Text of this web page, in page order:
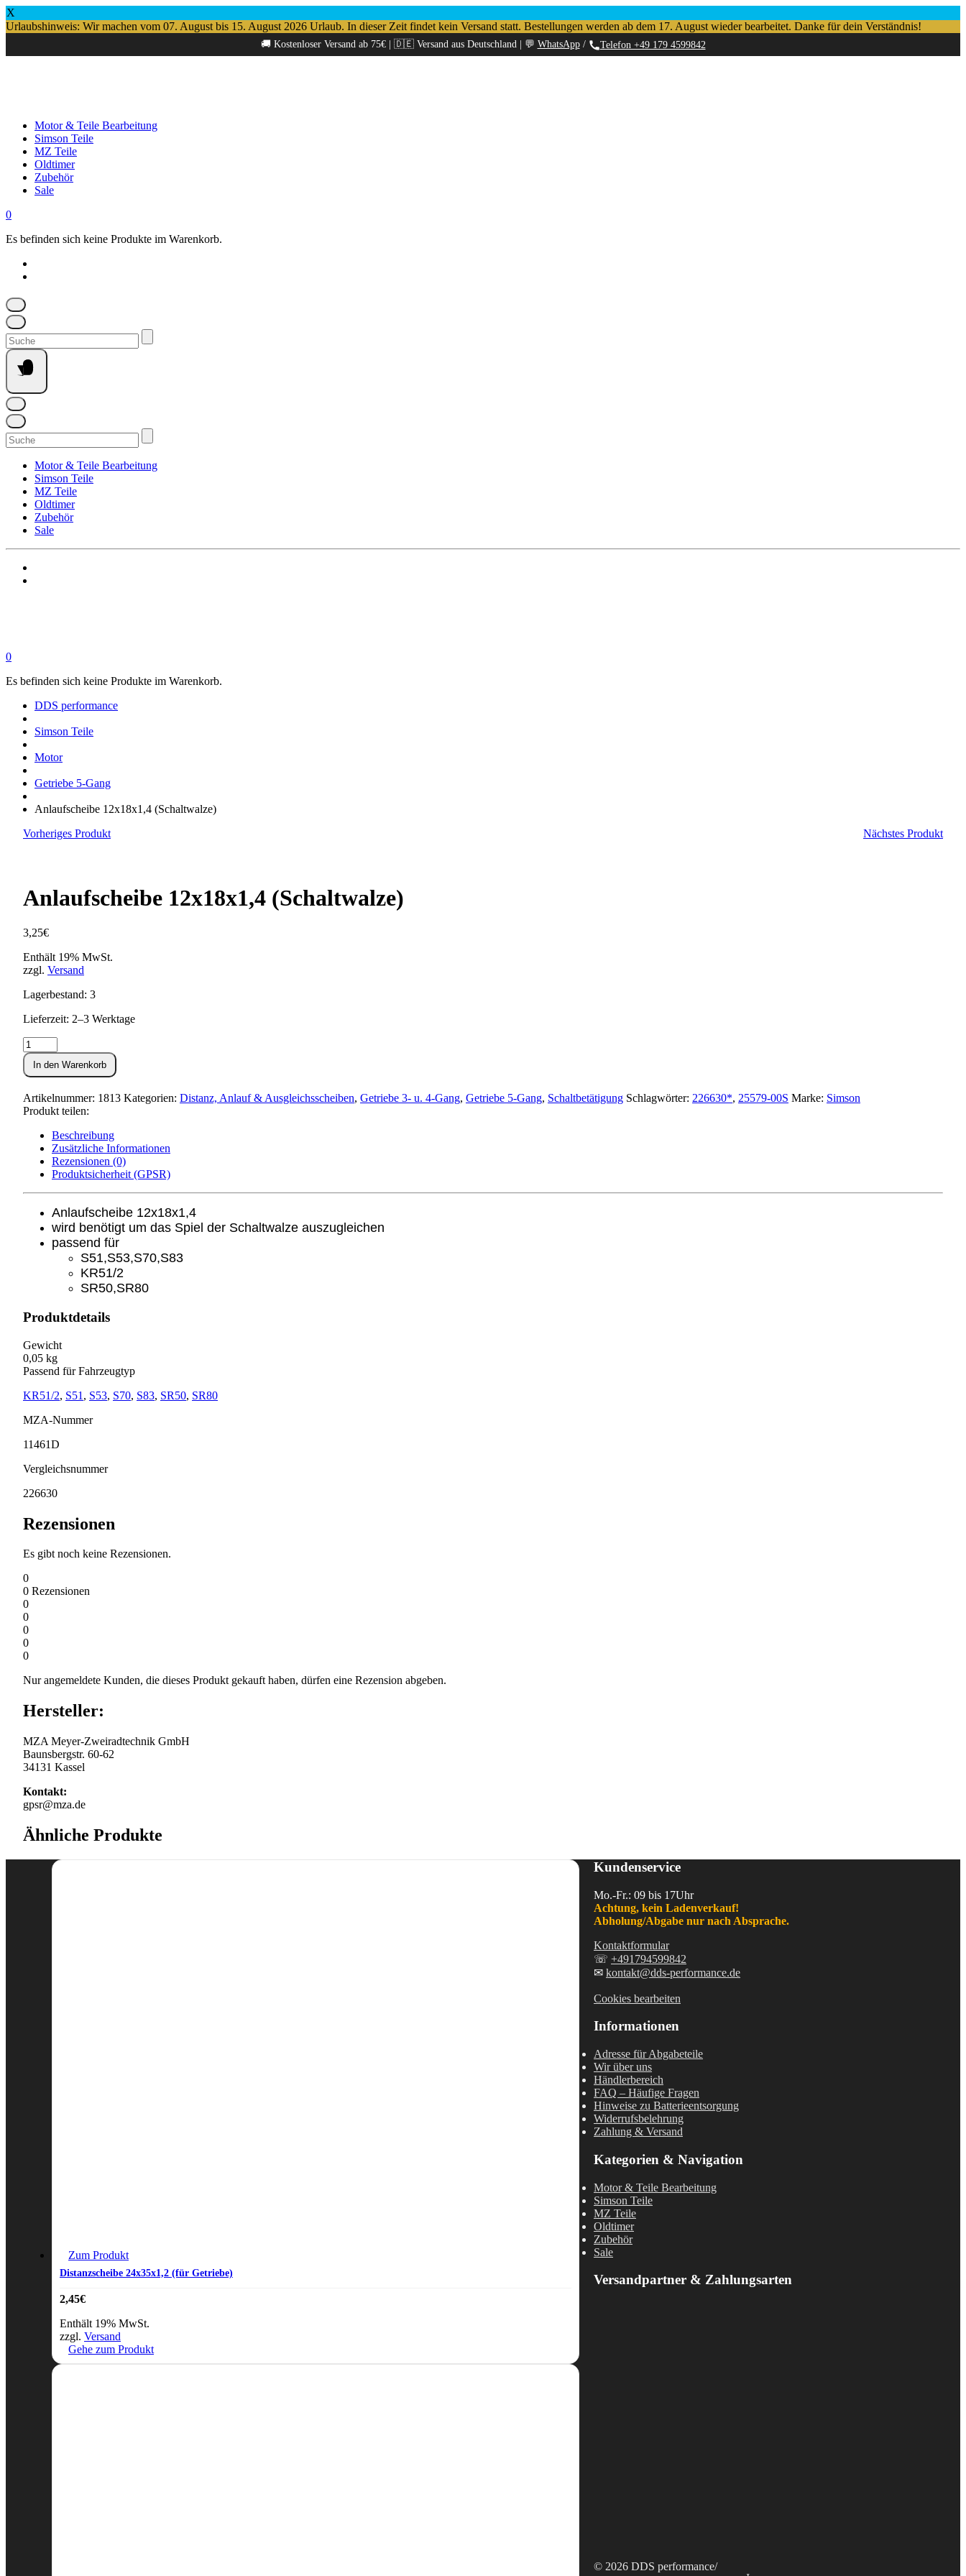
X
Urlaubshinweis: Wir machen vom 07. August bis 15. August 2026 Urlaub. In dieser Zeit findet kein Versand statt. Bestellungen werden ab dem 17. August wieder bearbeitet. Danke für dein Verständnis!
🚚 Kostenloser Versand ab 75€ | 🇩🇪 Versand aus Deutschland | 💬 WhatsApp/ Telefon +49 179 4599842
Motor & Teile Bearbeitung
Simson Teile
MZ Teile
Oldtimer
Zubehör
Sale
0
Es befinden sich keine Produkte im Warenkorb.
Suchen
nach:
Suchen
nach:
Motor & Teile Bearbeitung
Simson Teile
MZ Teile
Oldtimer
Zubehör
Sale
0
Es befinden sich keine Produkte im Warenkorb.
DDS performance
Simson Teile
Motor
Getriebe 5-Gang
Anlaufscheibe 12x18x1,4 (Schaltwalze)
Vorheriges Produkt
Nächstes Produkt
Anlaufscheibe 12x18x1,4 (Schaltwalze)
3,25€
Enthält 19% MwSt.
zzgl. Versand
Lagerbestand: 3
Lieferzeit: 2–3 Werktage
Anlaufscheibe
12x18x1,4
(Schaltwalze)
Menge
In den Warenkorb
Artikelnummer: 1813 Kategorien: Distanz, Anlauf & Ausgleichsscheiben, Getriebe 3- u. 4-Gang, Getriebe 5-Gang, Schaltbetätigung Schlagwörter: 226630*, 25579-00S Marke: Simson
Produkt teilen:
Beschreibung
Zusätzliche Informationen
Rezensionen (0)
Produktsicherheit (GPSR)
Anlaufscheibe 12x18x1,4
wird benötigt um das Spiel der Schaltwalze auszugleichen
passend für
S51,S53,S70,S83
KR51/2
SR50,SR80
Produktdetails
Gewicht
0,05 kg
Passend für Fahrzeugtyp
KR51/2, S51 , S53, S70, S83, SR50, SR80
MZA-Nummer
11461D
Vergleichsnummer
226630
Rezensionen
Es gibt noch keine Rezensionen.
0
0 Rezensionen
0
0
0
0
0
Nur angemeldete Kunden, die dieses Produkt gekauft haben, dürfen eine Rezension abgeben.
Hersteller:
MZA Meyer-Zweiradtechnik GmbH
Baunsbergstr. 60-62
34131 Kassel
Kontakt:
gpsr@mza.de
Ähnliche Produkte
Zum Produkt
Distanzscheibe 24x35x1,2 (für Getriebe)
2,45€
Enthält 19% MwSt.
zzgl. Versand
Gehe zum Produkt
Kundenservice
Mo.-Fr.: 09 bis 17Uhr
Achtung, kein Ladenverkauf!
Abholung/Abgabe nur nach Absprache.
Kontaktformular
☏ +491794599842
✉ kontakt@dds-performance.de
Cookies bearbeiten
Informationen
Adresse für Abgabeteile
Wir über uns
Händlerbereich
FAQ – Häufige Fragen
Hinweise zu Batterieentsorgung
Widerrufsbelehrung
Zahlung & Versand
Kategorien & Navigation
Motor & Teile Bearbeitung
Simson Teile
MZ Teile
Oldtimer
Zubehör
Sale
Versandpartner & Zahlungsarten
© 2026 DDS performance/